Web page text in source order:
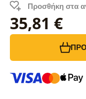
Προσθήκη στα
35,81 €